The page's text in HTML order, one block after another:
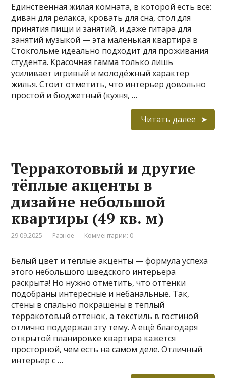
Единственная жилая комната, в которой есть всё:
диван для релакса, кровать для сна, стол для
принятия пищи и занятий, и даже гитара для
занятий музыкой — эта маленькая квартира в
Стокгольме идеально подходит для проживания
студента. Красочная гамма только лишь
усиливает игривый и молодёжный характер
жилья. Стоит отметить, что интерьер довольно
простой и бюджетный (кухня, …
Читать далее
Терракотовый и другие
тёплые акценты в
дизайне небольшой
квартиры (49 кв. м)
29.09.2025 Разное Комментарии: 0
Белый цвет и тёплые акценты — формула успеха
этого небольшого шведского интерьера
раскрыта! Но нужно отметить, что оттенки
подобраны интересные и небанальные. Так,
стены в спально покрашены в тёплый
терракотовый оттенок, а текстиль в гостиной
отлично поддержал эту тему. А ещё благодаря
открытой планировке квартира кажется
просторной, чем есть на самом деле. Отличный
интерьер с …